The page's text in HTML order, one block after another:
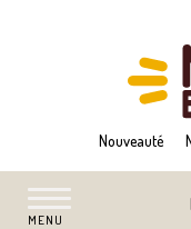
Nouveauté
MENU